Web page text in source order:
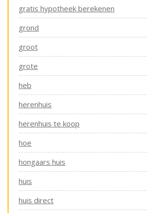
gratis hypotheek berekenen
grond
groot
grote
heb
herenhuis
herenhuis te koop
hoe
hongaars huis
huis
huis direct